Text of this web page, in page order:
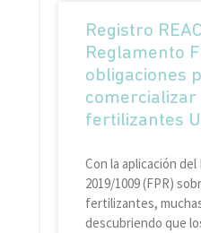
Registro
Reglamento
obligaciones
fertilizantes
Con la aplicación
2019/1009 (FPR)
fertilizantes,
descubriendo que